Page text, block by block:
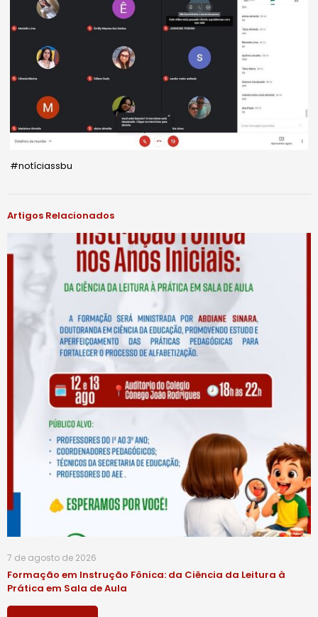
#notíciassbu
Artigos Relacionados
7 de agosto de 2026
Formação em Instrução Fônica: da Ciência da Leitura à
Prática em Sala de Aula